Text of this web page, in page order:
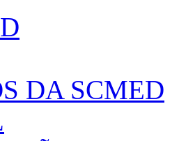
DA SCMED